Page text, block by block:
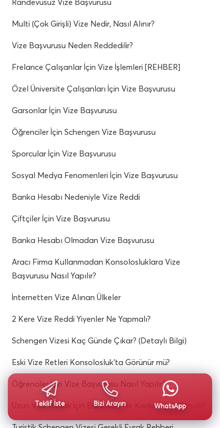
Randevusuz Vize Başvurusu
Multi (Çok Girişli) Vize Nedir, Nasıl Alınır?
Vize Başvurusu Neden Reddedilir?
Frelance Çalışanlar İçin Vize İşlemleri [REHBER]
Özel Üniversite Çalışanları İçin Vize Başvurusu
Garsonlar İçin Vize Başvurusu
Öğrenciler İçin Schengen Vize Başvurusu
Sporcular İçin Vize Başvurusu
Sosyal Medya Fenomenleri İçin Vize Başvurusu
Banka Hesabı Nedeniyle Vize Reddi
Çiftçiler İçin Vize Başvurusu
Banka Hesabı Olmadan Vize Başvurusu
Aracı Firma Kullanmadan Konsolosluklara Vize
Başvurusu Nasıl Yapılır?
İnternetten Vize Alınan Ülkeler
2 Kere Vize Reddi Yiyenler Ne Yapmalı?
Schengen Vizesi Kaç Günde Çıkar? (Detaylı Bilgi)
Eski Vize Retleri Konsolosluk’ta Görünür mü?
Öğrenciler İçin Vize Başvurusu Nasıl Yapılır?
Uzun Vize Almak İçin Bankada Ne Kadar Para Olmalı?
Teklif İste Bizi Arayın WhatsApp